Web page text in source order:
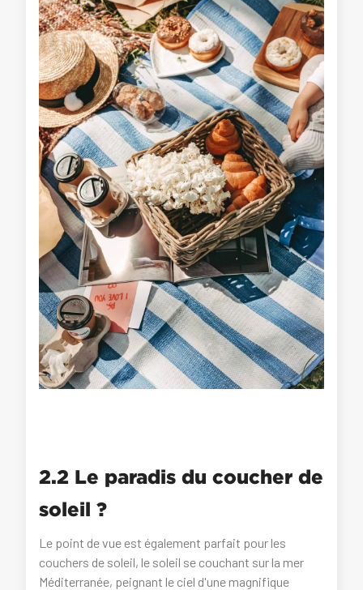
2.2 Le paradis du coucher de
soleil ?
Le point de vue est également parfait pour les
couchers de soleil, le soleil se couchant sur la mer
Méditerranée, peignant le ciel d'une magnifique